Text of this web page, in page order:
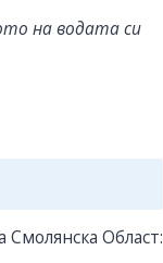
на водата си
Област: